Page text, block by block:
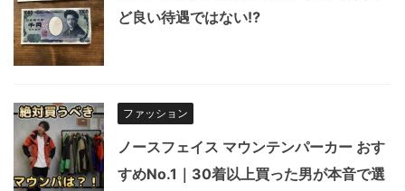
ど良い待遇ではない⁉︎
ファッション
ノースフェイス マウンテンパーカー おす
すめNo.1｜30着以上買った男が本音で選